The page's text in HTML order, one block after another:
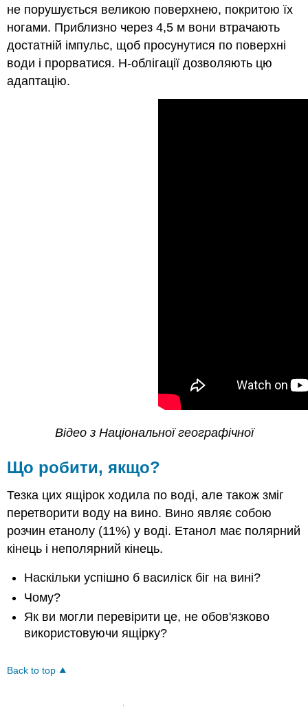
не порушується великою поверхнею, покритою їх
ногами. Приблизно через 4,5 м вони втрачають
достатній імпульс, щоб просунутися по поверхні
води і прорватися. H-облігації дозволяють цю
адаптацію.
Відео з Національної географічної
Що робити, якщо?
Тезка цих ящірок ходила по воді, але також зміг
перетворити воду на вино. Вино являє собою
розчин етанолу (11%) у воді. Етанол має полярний
кінець і неполярний кінець.
Наскільки успішно б василіск біг на вині?
Чому?
Як ви могли перевірити це, не обов'язково
використовуючи ящірку?
Back to top